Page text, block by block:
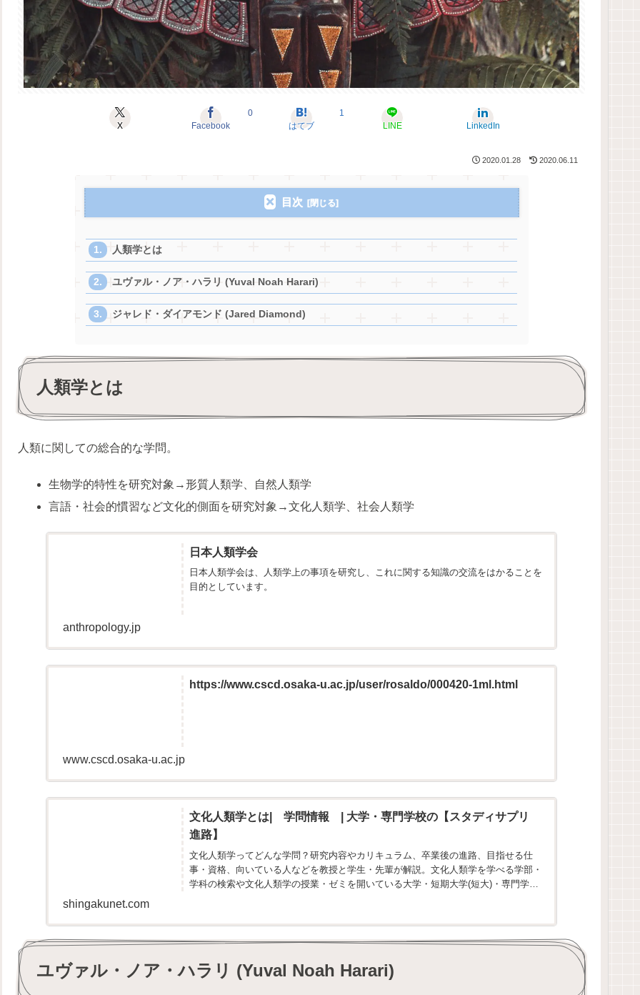
X Facebook
0
はてブ
1
LINE
LinkedIn
2020.01.28 2020.06.11
目次
人類学とは
ユヴァル・ノア・ハラリ (Yuval Noah Harari)
ジャレド・ダイアモンド (Jared Diamond)
人類学とは
人類に関しての総合的な学問。
生物学的特性を研究対象→形質人類学、自然人類学
言語・社会的慣習など文化的側面を研究対象→文化人類学、社会人類学
日本人類学会
日本人類学会は、人類学上の事項を研究し、これに関する知識の交流をはかることを
目的としています。
anthropology.jp
https://www.cscd.osaka-u.ac.jp/user/rosaldo/000420-1ml.html
www.cscd.osaka-u.ac.jp
文化人類学とは| 学問情報 | 大学・専門学校の【スタディサプリ
進路】
文化人類学ってどんな学問？研究内容やカリキュラム、卒業後の進路、目指せる仕
事・資格、向いている人などを教授と学生・先輩が解説。文化人類学を学べる学部・
学科の検索や文化人類学の授業・ゼミを開いている大学・短期大学(短大)・専門学校
shingakunet.com
ユヴァル・ノア・ハラリ (Yuval Noah Harari)